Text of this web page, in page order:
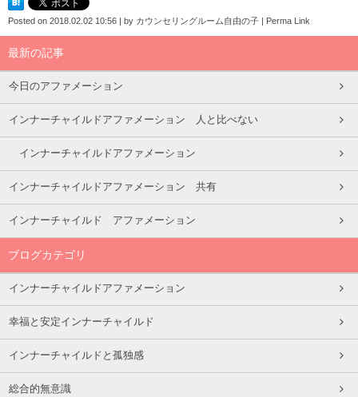
Posted on 2018.02.02 10:56 | by カウンセリングルーム自由の子 | Perma Link
最新の記事
今日のアファメーション
インナーチャイルドアファメーション 人と比べない
インナーチャイルドアファメーション
インナーチャイルドアファメーション 共有
インナーチャイルド アファメーション
ブログカテゴリ
インナーチャイルドアファメーション
幸福と安定インナーチャイルド
インナーチャイルドと孤独感
総合的無意識